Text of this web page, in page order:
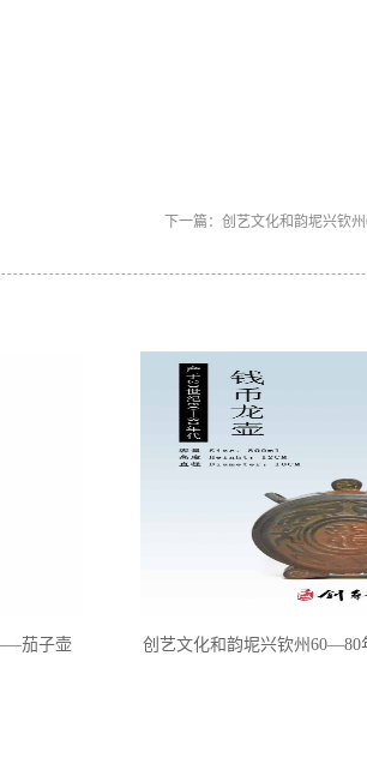
下一篇： 创艺文化和韵坭兴钦
茄子壶 创艺文化和韵坭兴钦州